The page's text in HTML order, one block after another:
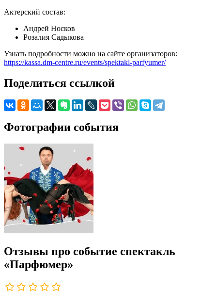
Актерский состав:
Андрей Носков
Розалия Садыкова
Узнать подробности можно на сайте организаторов:
https://kassa.dm-centre.ru/events/spektakl-parfyumer/
Поделиться ссылкой
Фотографии события
Отзывы про событие спектакль
«Парфюмер»